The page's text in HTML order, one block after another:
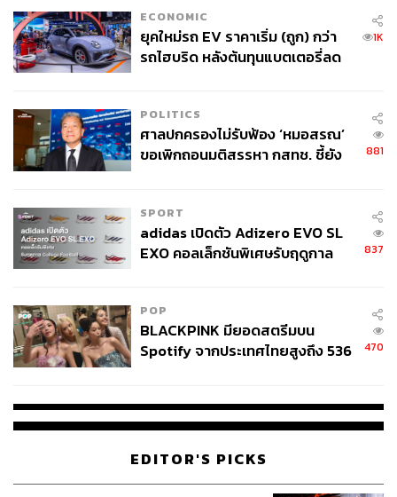
ECONOMIC
ยุคใหม่รถ EV ราคาเริ่ม (ถูก) กว่า
รถไฮบริด หลังต้นทุนแบตเตอรี่ลด
1K
POLITICS
ศาลปกครองไม่รับฟ้อง ‘หมอสรณ’
ขอเพิกถอนมติสรรหา กสทช. ชี้ยัง
881
SPORT
adidas เปิดตัว Adizero EVO SL
EXO คอลเล็กชันพิเศษรับฤดูกาล
837
POP
BLACKPINK มียอดสตรีมบน
Spotify จากประเทศไทยสูงถึง 536
470
EDITOR'S PICKS